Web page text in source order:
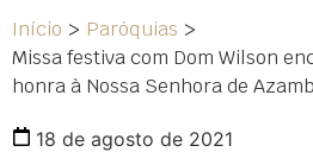
Início > Paróquias >
Missa festiva com Dom Wilson
honra à Nossa Senhora de
18 de agosto de 2021